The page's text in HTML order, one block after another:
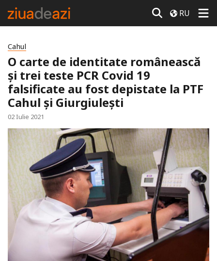
RU
Cahul
O carte de identitate românească
și trei teste PCR Covid 19
falsificate au fost depistate la PTF
Cahul și Giurgiulești
02 Iulie 2021